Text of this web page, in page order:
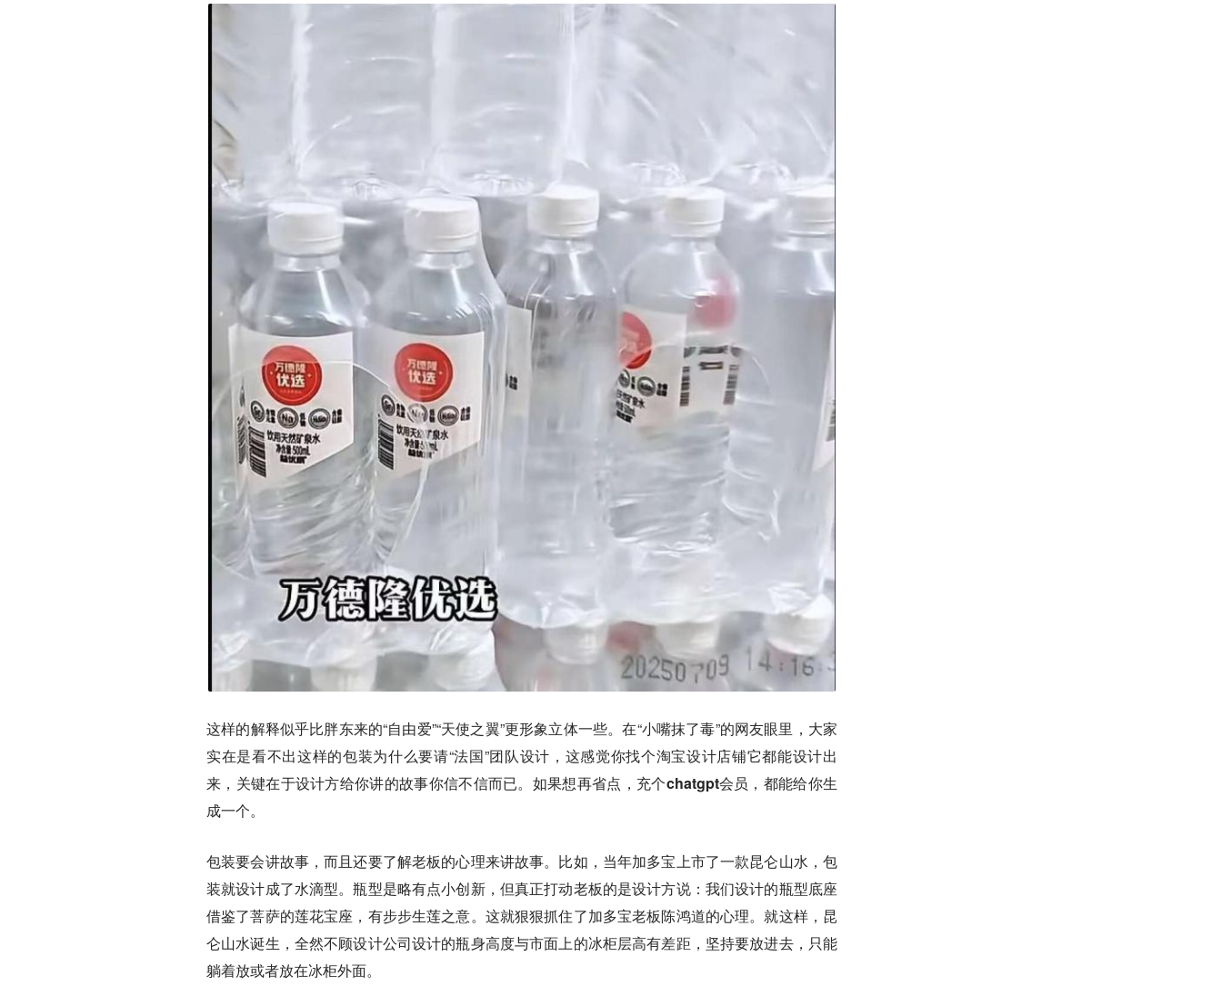
这样的解释似乎比胖东来的“自由爱”“天使之翼”更形象立体一些。在“小嘴抹了毒”的网友眼里，大家
实在是看不出这样的包装为什么要请“法国”团队设计，这感觉你找个淘宝设计店铺它都能设计出
来，关键在于设计方给你讲的故事你信不信而已。如果想再省点，充个chatgpt会员，都能给你生
成一个。
包装要会讲故事，而且还要了解老板的心理来讲故事。比如，当年加多宝上市了一款昆仑山水，包
装就设计成了水滴型。瓶型是略有点小创新，但真正打动老板的是设计方说：我们设计的瓶型底座
借鉴了菩萨的莲花宝座，有步步生莲之意。这就狠狠抓住了加多宝老板陈鸿道的心理。就这样，昆
仑山水诞生，全然不顾设计公司设计的瓶身高度与市面上的冰柜层高有差距，坚持要放进去，只能
躺着放或者放在冰柜外面。